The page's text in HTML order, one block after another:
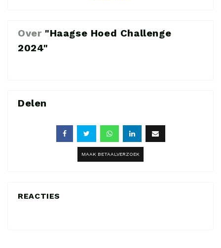
Over"Haagse Hoed Challenge
2024"
Delen
MAAK BETAALVERZOEK
REACTIES